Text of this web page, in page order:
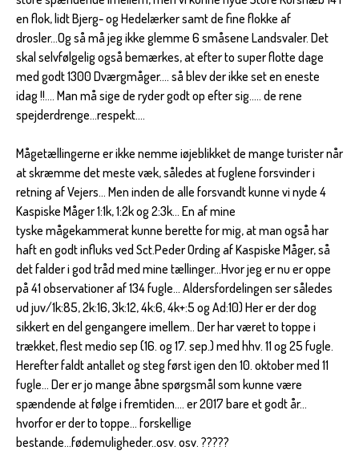
en flok, lidt Bjerg- og Hedelærker samt de fine flokke af
drosler...Og så må jeg ikke glemme 6 småsene Landsvaler. Det
skal selvfølgelig også bemærkes, at efter to super flotte dage
med godt 1300 Dværgmåger.... så blev der ikke set en eneste
idag !!.... Man må sige de ryder godt op efter sig..... de rene
spejderdrenge...respekt....
Mågetællingerne er ikke nemme iøjeblikket de mange turister når
at skræmme det meste væk, således at fuglene forsvinder i
retning af Vejers... Men inden de alle forsvandt kunne vi nyde 4
Kaspiske Måger 1:1k, 1:2k og 2:3k... En af mine
tyske mågekammerat kunne berette for mig, at man også har
haft en godt influks ved Sct.Peder Ording af Kaspiske Måger, så
det falder i god tråd med mine tællinger...Hvor jeg er nu er oppe
på 41 observationer af 134 fugle... Aldersfordelingen ser således
ud juv/1k:85, 2k:16, 3k:12, 4k:6, 4k+:5 og Ad:10) Her er der dog
sikkert en del gengangere imellem.. Der har været to toppe i
trækket, flest medio sep (16. og 17. sep.) med hhv. 11 og 25 fugle.
Herefter faldt antallet og steg først igen den 10. oktober med 11
fugle... Der er jo mange åbne spørgsmål som kunne være
spændende at følge i fremtiden.... er 2017 bare et godt år...
hvorfor er der to toppe... forskellige
bestande...fødemuligheder..osv. osv. ?????